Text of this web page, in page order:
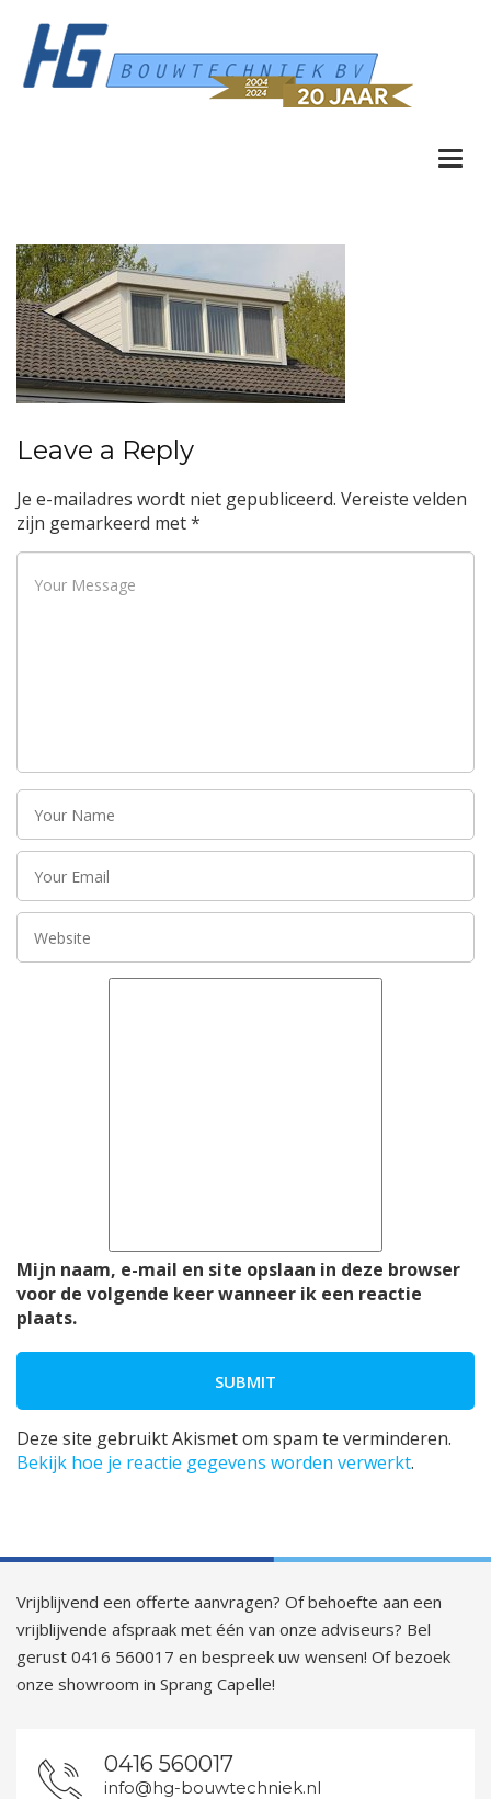
Leave a Reply
Je e-mailadres wordt niet gepubliceerd. Vereiste velden
zijn gemarkeerd met*
Mijn naam, e-mail en site opslaan in deze browser
voor de volgende keer wanneer ik een reactie
plaats.
Deze site gebruikt Akismet om spam te verminderen.
Bekijk hoe je reactie gegevens worden verwerkt.
Vrijblijvend een offerte aanvragen? Of behoefte aan een
vrijblijvende afspraak met één van onze adviseurs? Bel
gerust 0416 560017 en bespreek uw wensen! Of bezoek
onze showroom in Sprang Capelle!
0416 560017
info@hg-bouwtechniek.nl